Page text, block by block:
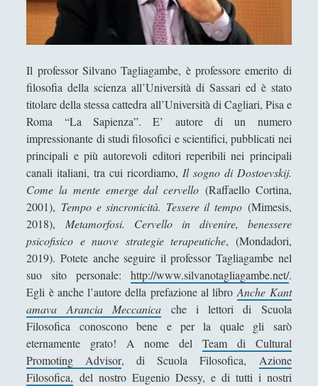
Filosofia
► Saggi(72)
► Scienza(84)
► Storia(144)
► Libri Recensiti(441)
► Random (28)
Ironia(7)
► Un Po’ Di Narrativa(7)
Attualità
► Azione Filosofica(4)
► Cinema e Serie(15)
► Collana di Scuola Filosofica (13)
► Didattica (7)
► Economia(9)
Il professor Silvano Tagliagambe, è professore emerito di
filosofia della scienza all’Università di Sassari ed è stato
titolare della stessa cattedra all’Università di Cagliari, Pisa e
Roma “La Sapienza”. E’ autore di un numero
impressionante di studi filosofici e scientifici, pubblicati nei
principali e più autorevoli editori reperibili nei principali
canali italiani, tra cui ricordiamo,Il sogno di Dostoevskij.
Come la mente emerge dal cervello (Raffaello Cortina,
2001), Tempo e sincronicità. Tessere il tempo (Mimesis,
2018),Metamorfosi. Cervello in divenire, benessere
psicofisico e nuove strategie terapeutiche, (Mondadori,
2019). Potete anche seguire il professor Tagliagambe nel
suo sito personale: http://www.silvanotagliagambe.net/.
Egli è anche l’autore della prefazione al libroAnche Kant
amava Arancia Meccanicache i lettori di Scuola
Filosofica conoscono bene e per la quale gli sarò
eternamente grato! A nome delTeam di Cultural
Promoting Advisor, di Scuola Filosofica, Azione
Filosofica, del nostro Eugenio Dessy, e di tutti i nostri